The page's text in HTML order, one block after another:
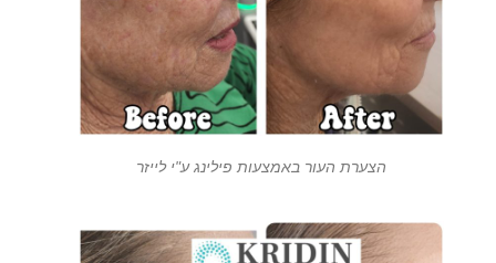
הצערת העור באמצעות פילינג ע"י לייזר